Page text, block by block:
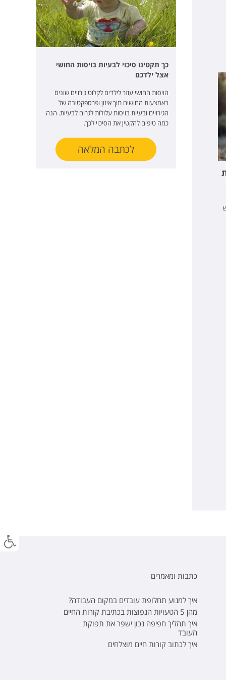
כך תקטינו סיכוי לבעיות בויסות החושי
אצל ילדכם
הויסות החושי עוזר לילדים לקלוט גירויים שונים
באמצעות החושים תוך איזון ופרספקטיבה של
הגירויים ובעיות בויסות עלולות לגרום לבעיות. הנה
כמה טיפים להקטין את הסיכוי לכך.
לכתבה המלאה
כתבות ומאמרים
איך למנוע תחלופת עובדים במקום העבודה?
מהן 5 הטעויות הנפוצות בכתיבת קורות החיים
איך תהליך חפיפה נכון ישפר את תפוקת
העובד
איך לכתוב קורות חיים מוצלחים